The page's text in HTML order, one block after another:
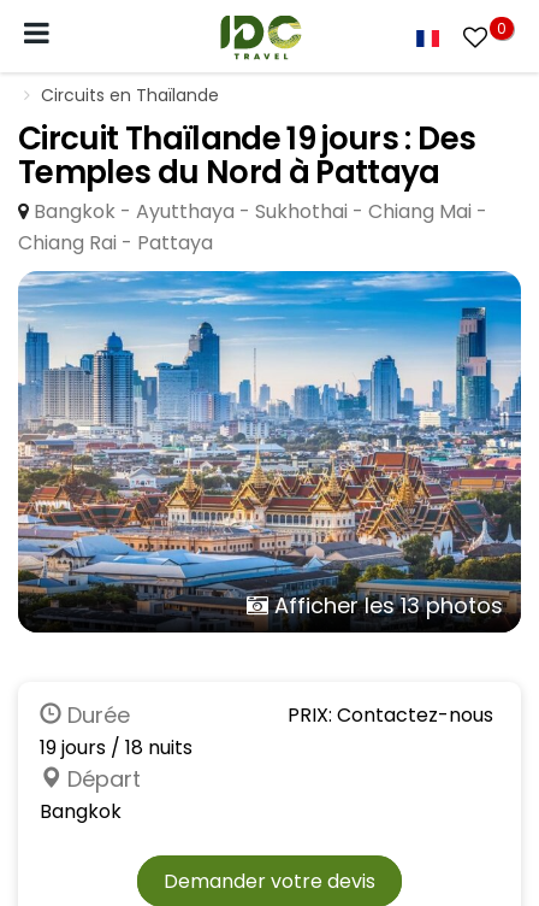
0
Circuits en Thaïlande
Circuit Thaïlande 19 jours : Des
Temples du Nord à Pattaya
Bangkok - Ayutthaya - Sukhothai - Chiang Mai -
Chiang Rai - Pattaya
Afficher les 13 photos
Durée
19 jours / 18 nuits
Départ
Bangkok
PRIX: Contactez-nous
Demander votre devis